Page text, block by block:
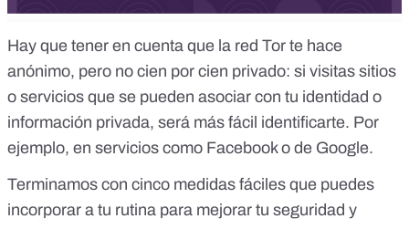
Hay que tener en cuenta que la red Tor te hace
anónimo, pero no cien por cien privado: si visitas sitios
o servicios que se pueden asociar con tu identidad o
información privada, será más fácil identificarte. Por
ejemplo, en servicios como Facebook o de Google.
Terminamos con cinco medidas fáciles que puedes
incorporar a tu rutina para mejorar tu seguridad y